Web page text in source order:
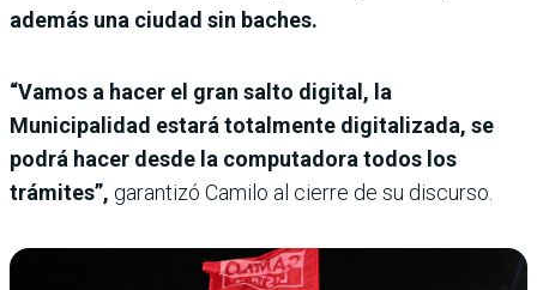
además una ciudad sin baches.
“Vamos a hacer el gran salto digital, la
Municipalidad estará totalmente digitalizada, se
podrá hacer desde la computadora todos los
trámites”, garantizó Camilo al cierre de su discurso.